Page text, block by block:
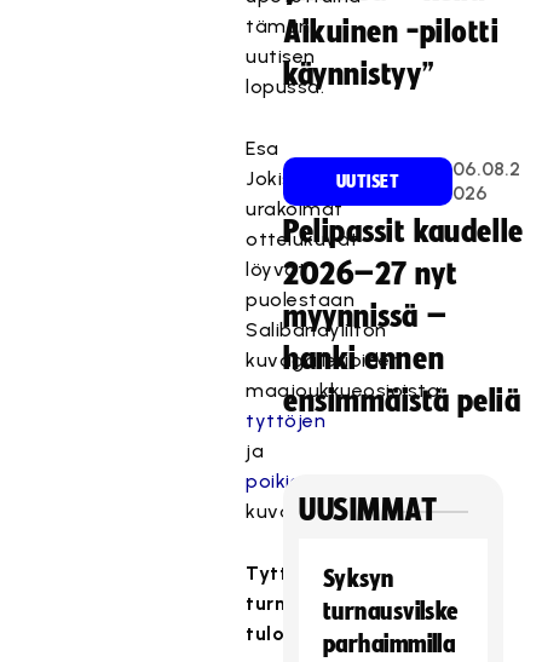
tämän
uutisen
lopussa.
Esa
Jokisen
urakoimat
ottelukuvat
löyvät
puolestaan
Salibandyliiton
kuvagallerioiden
maajoukkueosioista:
tyttöjen
ja
poikien
kuvat.
Tyttöjen
turnauksen
tulokset
Aikuinen -pilotti
käynnistyy”
UUTISET
06.08.2
026
Pelipassit kaudelle
2026–27 nyt
myynnissä –
hanki ennen
ensimmäistä peliä
UUSIMMAT
Syksyn
turnausvilske
parhaimmilla